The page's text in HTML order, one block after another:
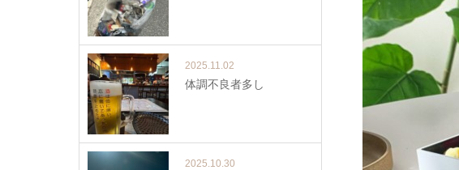
2025.11.02
体調不良者多し
2025.10.30